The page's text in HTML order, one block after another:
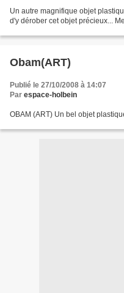
Un autre magnifique objet
d'y dérober cet objet précieux...
Obam(ART)
Publié le 27/10/2008 à 14:07
Par espace-holbein
OBAM (ART) Un bel objet